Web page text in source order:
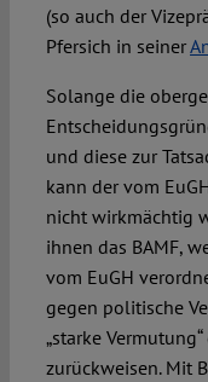
(so auch der
Pfersich in seiner
Solange die
und diese zur
kann der vom
nicht wirkmächtig
ihnen das BAMF,
vom EuGH
gegen politische
„starke
zurückweisen. Mit